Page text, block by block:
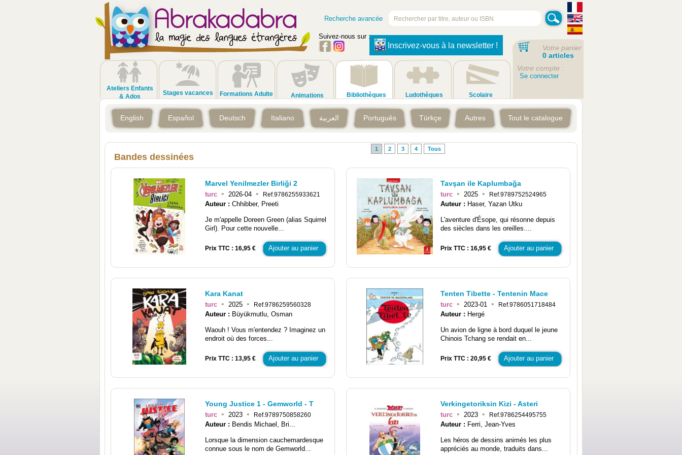
Recherche avancée
Suivez-nous sur :
Inscrivez-vous à la newsletter !
Ateliers Enfants
& Ados
Stages vacances Formations Adulte Animations Bibliothèques Ludothèques Scolaire
Votre panier
0 articles
Votre compte :
Se connecter
English Español Deutsch Italiano العربية Português Türkçe Autres Tout le catalogue
Bandes dessinées
1 2 3 4 Tous
Marvel Yenilmezler Birliği 2
turc • 2026-04 • Ref.9786255933621
Auteur : Chhibber, Preeti
Je m'appelle Doreen Green (alias Squirrel
Girl). Pour cette nouvelle...
Prix TTC : 16,95 € Ajouter au panier
Tavşan ile Kaplumbağa
turc • 2025 • Ref.9789752524965
Auteur : Haser, Yazan Utku
L'aventure d'Ésope, qui résonne depuis
des siècles dans les oreilles....
Prix TTC : 16,95 € Ajouter au panier
Kara Kanat
turc • 2025 • Ref.9786259560328
Auteur : Büyükmutlu, Osman
Waouh ! Vous m'entendez ? Imaginez un
endroit où des forces...
Prix TTC : 13,95 € Ajouter au panier
Tenten Tibette - Tentenin Mace
turc • 2023-01 • Ref.9786051718484
Auteur : Hergé
Un avion de ligne à bord duquel le jeune
Chinois Tchang se rendait en...
Prix TTC : 20,95 € Ajouter au panier
Young Justice 1 - Gemworld - T
turc • 2023 • Ref.9789750858260
Auteur : Bendis Michael, Bri...
Lorsque la dimension cauchemardesque
connue sous le nom de Gemworld...
Verkingetoriksin Kizi - Asteri
turc • 2023 • Ref.9786254495755
Auteur : Ferri, Jean-Yves
Les héros de dessins animés les plus
appréciés au monde, traduits dans...